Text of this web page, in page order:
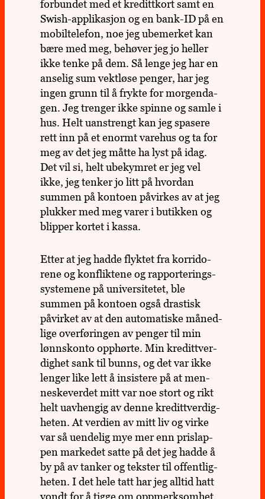
for­bun­det med et kreditt­kort samt en
Swish-appli­ka­sjon og en bank-ID på en
mobil­te­le­fon, noe jeg ube­mer­ket kan
bære med meg, behø­ver jeg jo heller
ikke tenke på dem. Så lenge jeg har en
anse­lig sum vekt­løse penger, har jeg
ingen grunn til å frykte for mor­gen­da­
gen. Jeg tren­ger ikke spinne og samle i
hus. Helt uan­strengt kan jeg spa­sere
rett inn på et enormt vare­hus og ta for
meg av det jeg måtte ha lyst på idag.
Det vil si, helt ube­kym­ret er jeg vel
ikke, jeg tenker jo litt på hvor­dan
summen på kon­toen påvir­kes av at jeg
pluk­ker med meg varer i butik­ken og
blip­per kortet i kassa.
Etter at jeg hadde flyk­tet fra kor­ri­do­
rene og kon­flik­tene og rap­por­te­rings­
sys­te­mene på uni­ver­si­te­tet, ble
summen på kon­toen også dras­tisk
påvir­ket av at den auto­ma­tiske måned­
lige over­fø­rin­gen av penger til min
lønns­konto opp­hørte. Min kreditt­ver­
dig­het sank til bunns, og det var ikke
lenger like lett å insis­tere på at men­
neske­ver­det mitt var noe stort og rikt
helt uav­hen­gig av denne kreditt­ver­dig­
he­ten. At ver­dien av mitt liv og virke
var så uen­de­lig mye mer enn pris­lap­
pen mar­ke­det satte på det jeg hadde å
by på av tanker og teks­ter til offent­lig­
he­ten. I det hele tatt har jeg alltid hatt